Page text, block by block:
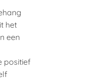
het
een
positief